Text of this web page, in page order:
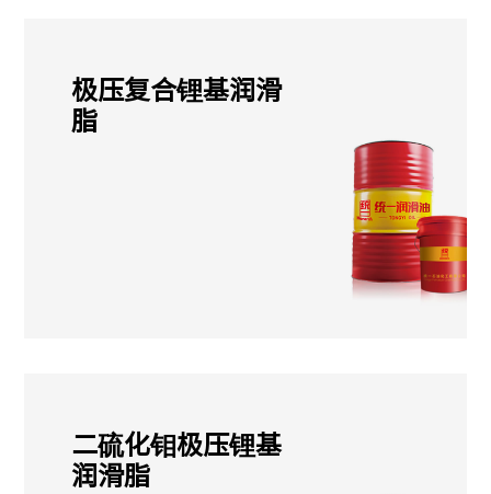
极压复合锂基润滑
脂
二硫化钼极压锂基
润滑脂